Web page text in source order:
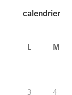
calendrier
L M
3 4